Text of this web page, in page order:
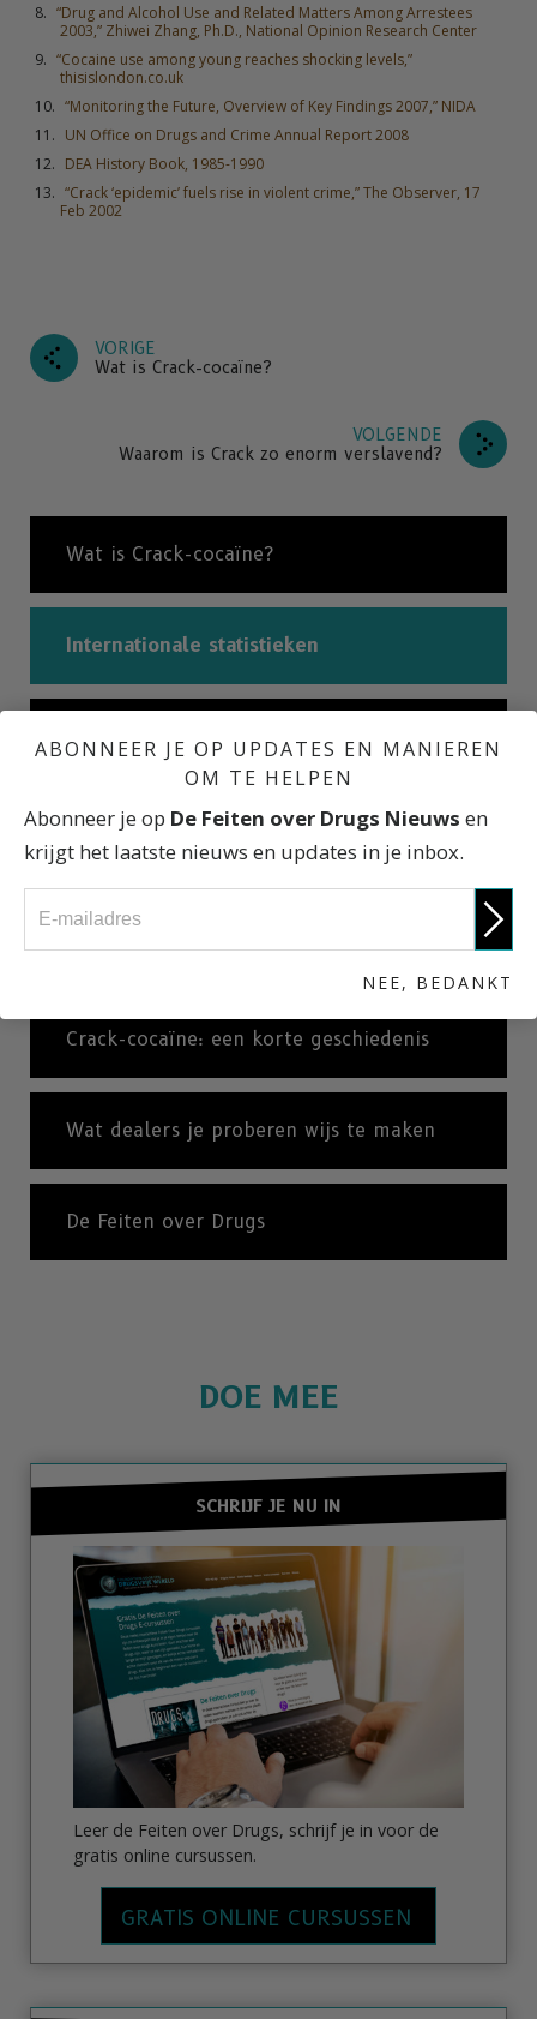
“Drug and Alcohol Use and Related Matters Among Arrestees
2003,” Zhiwei Zhang, Ph.D., National Opinion Research Center
“Cocaine use among young reaches shocking levels,”
thisislondon.co.uk
“Monitoring the Future, Overview of Key Findings 2007,” NIDA
UN Office on Drugs and Crime Annual Report 2008
DEA History Book, 1985-1990
“Crack ‘epidemic’ fuels rise in violent crime,” The Observer, 17
Feb 2002
VORIGE
Wat is Crack-cocaïne?
VOLGENDE
Waarom is Crack zo enorm verslavend?
Wat is Crack-cocaïne?
Internationale statistieken
Gevolgen van Crack
Kinderen: De meest onschuldige
slachtoffers van crack-cocaïne
Crack-cocaïne: een korte geschiedenis
Wat dealers je proberen wijs te maken
De Feiten over Drugs
DOE MEE
SCHRIJF JE NU IN
Leer de Feiten over Drugs, schrijf je in voor de
gratis online cursussen.
GRATIS ONLINE CURSUSSEN
ABONNEER JE OP UPDATES EN MANIEREN
OM TE HELPEN
Abonneer je op De Feiten over Drugs Nieuws en
krijgt het laatste nieuws en updates in je inbox.
NEE, BEDANKT